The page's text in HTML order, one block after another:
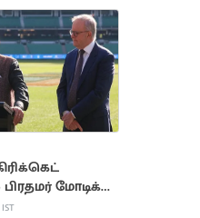
மோடிக்கு